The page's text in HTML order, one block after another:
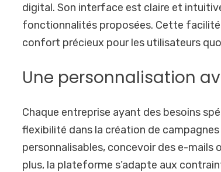
digital. Son interface est claire et
fonctionnalités proposées. Cette facilité
confort précieux pour les utilisateurs
Une personnalisation
Chaque entreprise ayant des besoins
flexibilité dans la création de
personnalisables, concevoir des e-mails
plus, la plateforme s’adapte aux